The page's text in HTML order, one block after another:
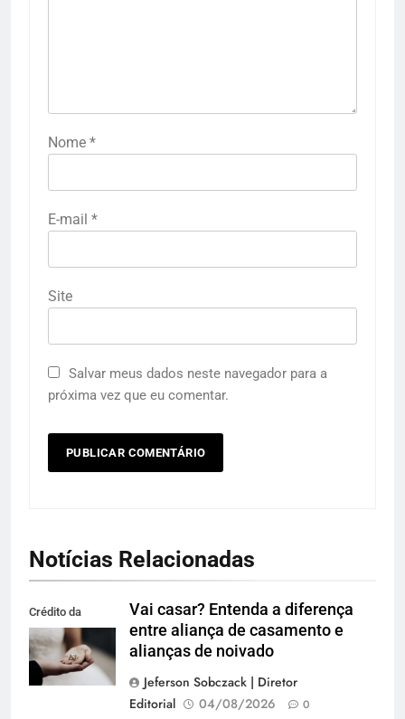
Nome *
E-mail *
Site
Salvar meus dados neste navegador para a
próxima vez que eu comentar.
Notícias Relacionadas
Crédito da
imagem: Pexels
Vai casar? Entenda a diferença
entre aliança de casamento e
alianças de noivado
Jeferson Sobczack | Diretor
Editorial
04/08/2026 0